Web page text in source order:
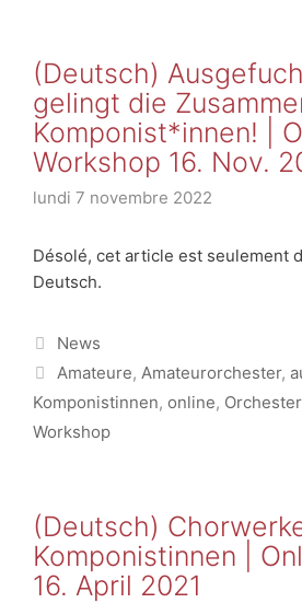
(Deutsch)
gelingt die
Komponist*innen! |
Workshop 16. Nov.
lundi 7 novembre 2022
Désolé, cet article est seulement
Deutsch.
Catégories
News
Étiquettes
Amateure, Amateurorchester,
Komponistinnen, online, Orchester
Workshop
(Deutsch)
Komponistinnen |
16. April 2021